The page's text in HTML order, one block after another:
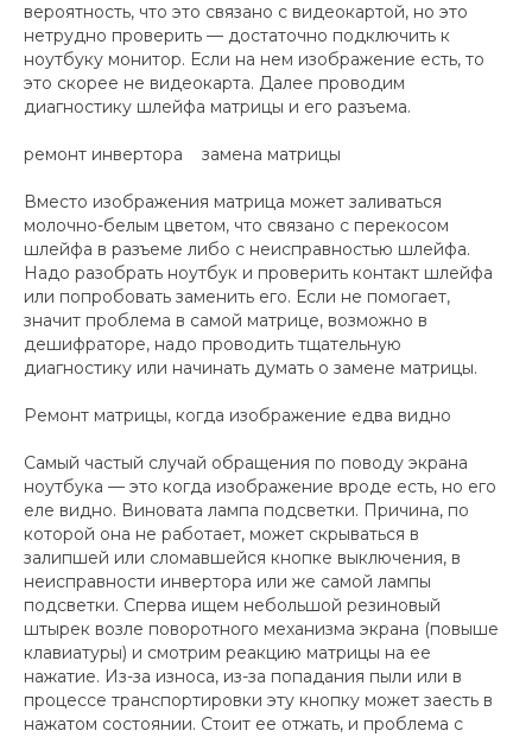
вероятность, что это связано с видеокартой, но это
нетрудно проверить — достаточно подключить к
ноутбуку монитор. Если на нем изображение есть, то
это скорее не видеокарта. Далее проводим
диагностику шлейфа матрицы и его разъема.
ремонт инвертора замена матрицы
Вместо изображения матрица может заливаться
молочно-белым цветом, что связано с перекосом
шлейфа в разъеме либо с неисправностью шлейфа.
Надо разобрать ноутбук и проверить контакт шлейфа
или попробовать заменить его. Если не помогает,
значит проблема в самой матрице, возможно в
дешифраторе, надо проводить тщательную
диагностику или начинать думать о замене матрицы.
Ремонт матрицы, когда изображение едва видно
Самый частый случай обращения по поводу экрана
ноутбука — это когда изображение вроде есть, но его
еле видно. Виновата лампа подсветки. Причина, по
которой она не работает, может скрываться в
залипшей или сломавшейся кнопке выключения, в
неисправности инвертора или же самой лампы
подсветки. Сперва ищем небольшой резиновый
штырек возле поворотного механизма экрана (повыше
клавиатуры) и смотрим реакцию матрицы на ее
нажатие. Из-за износа, из-за попадания пыли или в
процессе транспортировки эту кнопку может заесть в
нажатом состоянии. Стоит ее отжать, и проблема с